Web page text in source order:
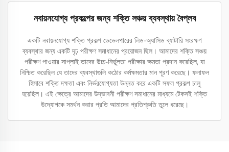
নবায়নযোগ্য প্রকল্পের জন্য শক্তি সঞ্চয় ব্যবস্থায় বৈপ্লব
একটি নবায়নযোগ্য শক্তি প্রকল্প ডেভেলপারের লিড-অ্যাসিড ব্যাটারি সংরক্ষণ
ব্যবস্থার জন্য একটি দৃঢ় পরীক্ষণ সমাধানের প্রয়োজন ছিল। আমাদের শক্তি সঞ্চয়
পরীক্ষণ পাওয়ার সাপ্লাই তাদের উচ্চ-নির্ভুলতা পরীক্ষার ক্ষমতা প্রদান করেছিল, যা
নিশ্চিত করেছিল যে তাদের ব্যবস্থাগুলি কঠোর কর্মক্ষমতার মান পূরণ করেছে। ফলাফল
হিসাবে শক্তি দক্ষতা এবং নির্ভরযোগ্যতা উন্নত করে একটি সফল প্রকল্প চালু
হয়েছিল। এই ক্ষেত্রে আমাদের উদ্ভাবনী পরীক্ষণ সমাধানের মাধ্যমে টেকসই শক্তি
উদ্যোগকে সমর্থন করার প্রতি আমাদের প্রতিশ্রুতি তুলে ধরেছে।